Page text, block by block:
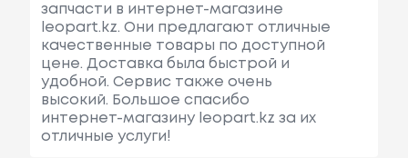
запчасти в интернет-магазине
leopart.kz. Они предлагают отличные
качественные товары по доступной
цене. Доставка была быстрой и
удобной. Сервис также очень
высокий. Большое спасибо
интернет-магазину leopart.kz за их
отличные услуги!